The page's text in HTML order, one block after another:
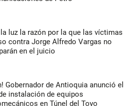
luz la razón por la que las víctimas
contra Jorge Alfredo Vargas no
en el juicio
Gobernador de Antioquia anunció el
instalación de equipos
en Túnel del Toyo